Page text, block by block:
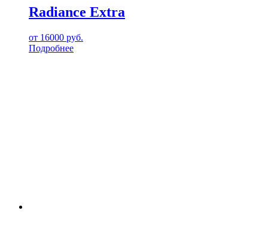
Radiance Extra
от 16000 руб.
Подробнее